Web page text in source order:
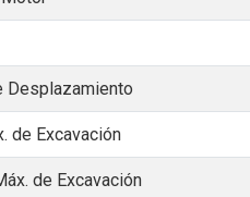
Desplazamiento
de Excavación
de Excavación